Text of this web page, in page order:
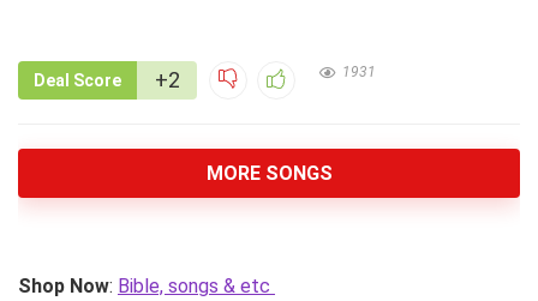
Deal Score +2 1931
MORE SONGS
Shop Now: Bible, songs & etc